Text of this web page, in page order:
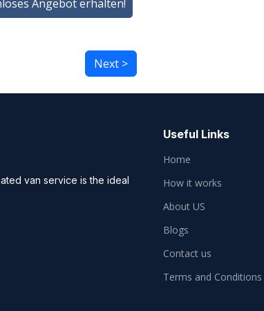
Angebot erhalten!
Next >
van service is the ideal
Useful Links
Home
How it works
About US
Blogs
Contact us
Terms and Conditions